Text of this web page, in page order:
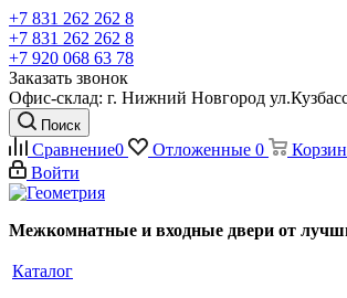
+7 831 262 262 8
+7 831 262 262 8
+7 920 068 63 78
Заказать звонок
Офис-склад: г. Нижний Новгород
Поиск
Сравнение0 Отложенные 0
Войти
Межкомнатные и входные двери от
Каталог